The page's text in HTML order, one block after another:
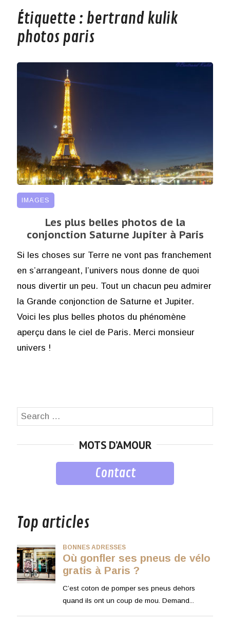
Étiquette : bertrand kulik
photos paris
IMAGES
Les plus belles photos de la
conjonction Saturne Jupiter à Paris
Si les choses sur Terre ne vont pas franchement
en s’arrangeant, l’univers nous donne de quoi
nous divertir un peu. Tout un chacun peu admirer
la Grande conjonction de Saturne et Jupiter.
Voici les plus belles photos du phénomène
aperçu dans le ciel de Paris. Merci monsieur
univers !
Search
MOTS D’AMOUR
Contact
Top articles